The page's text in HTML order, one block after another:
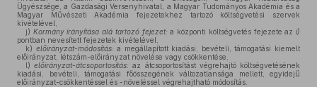
Ügyészsége, a Gazdasági Versenyhivatal, a Magyar Tudományos Akadémia és a
Magyar Művészeti Akadémia fejezetekhez tartozó költségvetési szervek
kivételével,
j) Kormány irányítása alá tartozó fejezet: a központi költségvetés fejezete azi)
pontban nevesített fejezetek kivételével,
k) előirányzat-módosítás: a megállapított kiadási, bevételi, támogatási kiemelt
előirányzat, létszám-előirányzat növelése vagy csökkentése,
l) előirányzat-átcsoportosítás:az átcsoportosítást végrehajtó költségvetésének
kiadási, bevételi, támogatási főösszegének változatlansága mellett, egyidejű
előirányzat-csökkentéssel és -növeléssel végrehajtható módosítás.